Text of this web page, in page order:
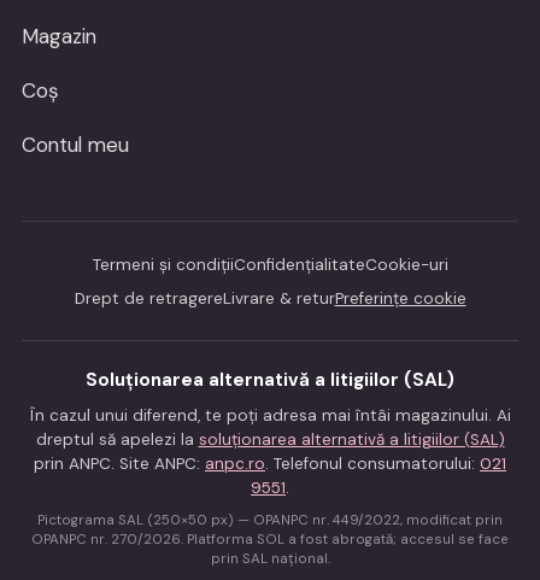
Magazin
Coș
Contul meu
Termeni și condițiiConfidențialitateCookie-uri
Drept de retragereLivrare & returPreferințe cookie
Soluționarea alternativă a litigiilor (SAL)
În cazul unui diferend, te poți adresa mai întâi magazinului. Ai
dreptul să apelezi la soluționarea alternativă a litigiilor (SAL)
prin ANPC. Site ANPC: anpc.ro. Telefonul consumatorului: 021
9551.
Pictograma SAL (250×50 px) — OPANPC nr. 449/2022, modificat prin
OPANPC nr. 270/2026. Platforma SOL a fost abrogată; accesul se face
prin SAL național.